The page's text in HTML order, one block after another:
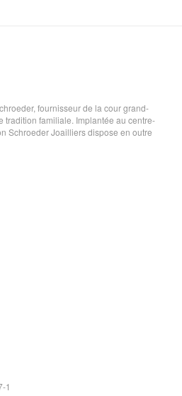
fournisseur de la cour grand-
tradition familiale. Implantée au centre-
Schroeder Joailliers dispose en outre
1